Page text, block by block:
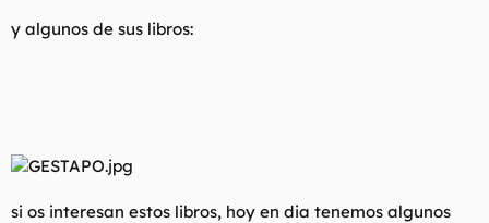
y algunos de sus libros:
si os interesan estos libros, hoy en dia tenemos algunos